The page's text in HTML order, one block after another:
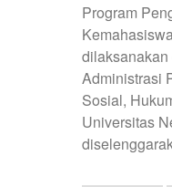
Program
Administrasi
Sosial,
Universitas